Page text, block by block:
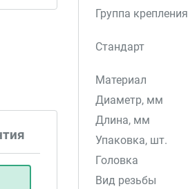
Группа крепления
Стандарт
Материал
Диаметр, мм
Длина, мм
Упаковка, шт.
Головка
Вид резьбы